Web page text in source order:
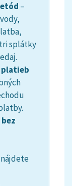
–
splátky
platieb
bez